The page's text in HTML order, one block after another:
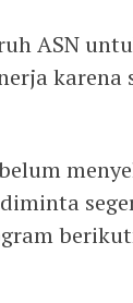
ASN
karena